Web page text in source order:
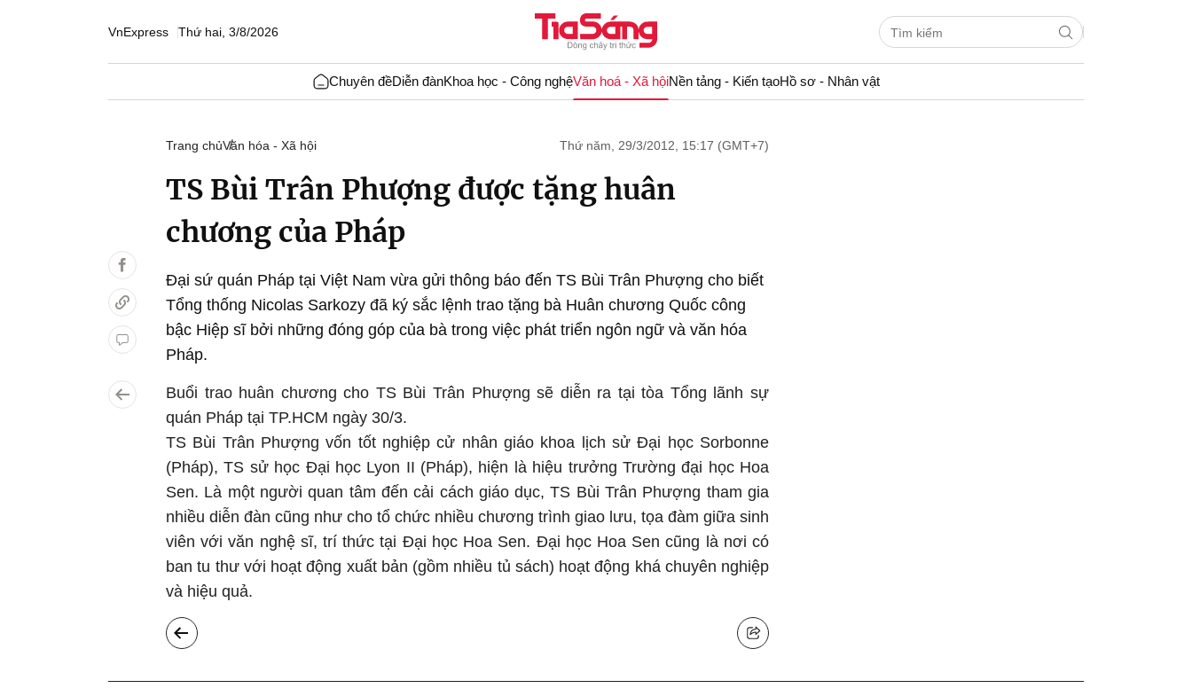
VnExpress Thứ hai, 3/8/2026
Chuyên đềDiễn đànKhoa học - Công nghệVăn hoá - Xã hộiNền tảng - Kiến tạoHồ sơ - Nhân vật
Trang chủVăn hóa - Xã hội Thứ năm, 29/3/2012, 15:17 (GMT+7)
TS Bùi Trân Phượng được tặng huân
chương của Pháp
Đại sứ quán Pháp tại Việt Nam vừa gửi thông báo đến TS Bùi Trân Phượng cho biết
Tổng thống Nicolas Sarkozy đã ký sắc lệnh trao tặng bà Huân chương Quốc công
bậc Hiệp sĩ bởi những đóng góp của bà trong việc phát triển ngôn ngữ và văn hóa
Pháp.
Buổi trao huân chương cho TS Bùi Trân Phượng sẽ diễn ra tại tòa Tổng lãnh sự
quán Pháp tại TP.HCM ngày 30/3.
TS Bùi Trân Phượng vốn tốt nghiệp cử nhân giáo khoa lịch sử Đại học Sorbonne
(Pháp), TS sử học Đại học Lyon II (Pháp), hiện là hiệu trưởng Trường đại học Hoa
Sen. Là một người quan tâm đến cải cách giáo dục, TS Bùi Trân Phượng tham gia
nhiều diễn đàn cũng như cho tổ chức nhiều chương trình giao lưu, tọa đàm giữa sinh
viên với văn nghệ sĩ, trí thức tại Đại học Hoa Sen. Đại học Hoa Sen cũng là nơi có
ban tu thư với hoạt động xuất bản (gồm nhiều tủ sách) hoạt động khá chuyên nghiệp
và hiệu quả.